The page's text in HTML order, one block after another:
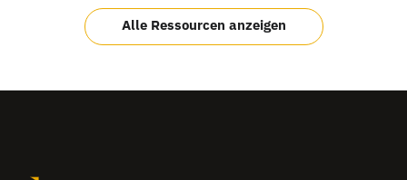
Alle Ressourcen anzeigen